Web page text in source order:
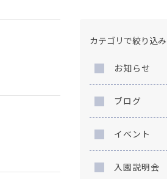
カテゴリで絞り込み
お知らせ
ブログ
イベント
入園説明会